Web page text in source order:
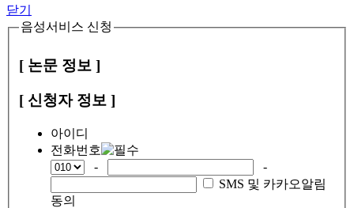
닫기
음성서비스 신청
[ 논문 정보 ]
[ 신청자 정보 ]
아이디
전화번호
-
-
SMS 및 카카오알림
동의